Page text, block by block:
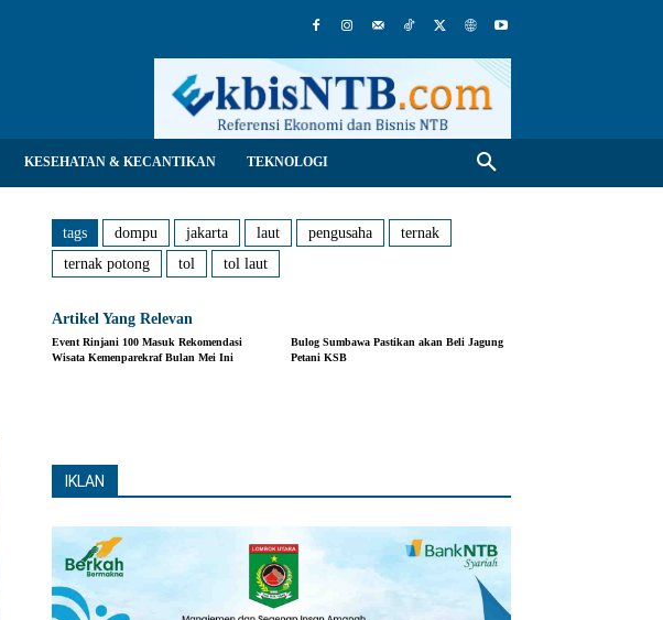
KESEHATAN & KECANTIKAN TEKNOLOGI
tags dompu jakarta laut pengusaha
ternak
ternak potong
tol tol laut
Artikel Yang Relevan
Event Rinjani 100 Masuk Rekomendasi
Wisata Kemenparekraf Bulan Mei Ini
Bulog Sumbawa Pastikan akan Beli Jagung
Petani KSB
IKLAN